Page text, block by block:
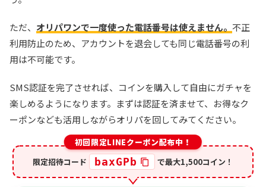
ただ、 オリパワンで一度使った電話番号は使えません。 不正
利用防止のため、アカウントを退会しても同じ電話番号の利
用は不可能です。
SMS認証を完了させれば、コインを購入して自由にガチャを
楽しめるようになります。まずは認証を済ませて、お得なク
ーポンなども活用しながらオリパを回してみてください。
初回限定LINEクーポン配布中！
限定招待コード
baxGPb で最大1,500コイン！